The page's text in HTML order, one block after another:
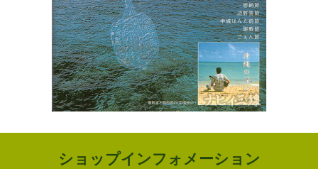
ショップインフォメーション